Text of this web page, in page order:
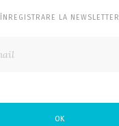
ÎNREGISTRARE LA NEWSLETTER
OK